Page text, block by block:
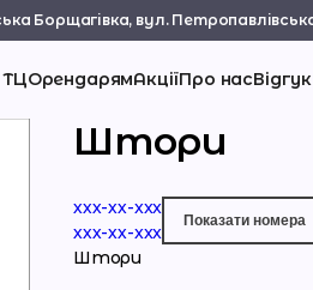
Борщагівка, вул.
ТЦОрендарямАкціїПро нас
Штори
ххх-хх-xxx
ххх-хх-xxx
Показати номерa
Штори